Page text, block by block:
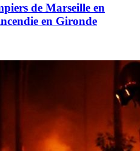
de Marseille en
en Gironde